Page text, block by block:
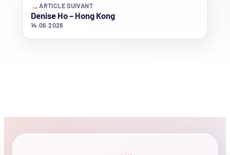
→ARTICLE SUIVANT
Denise Ho – Hong Kong
14.06.2026